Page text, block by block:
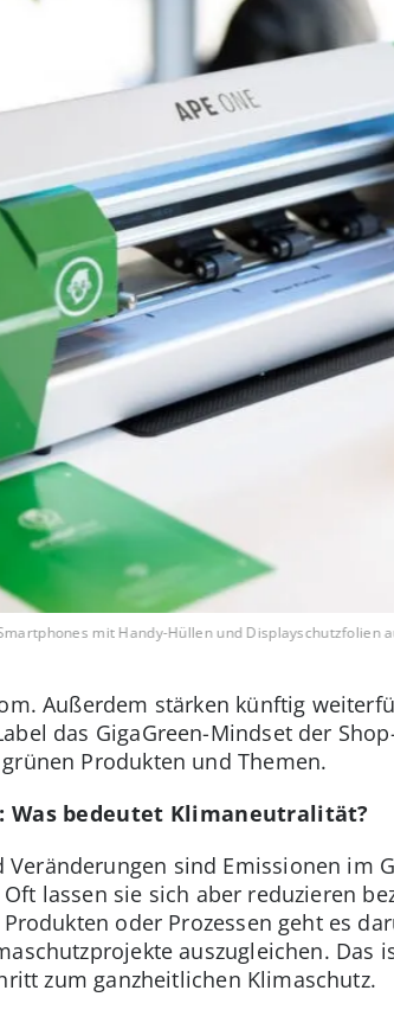
mit Handy-Hüllen und Displayschutzfolien
Außerdem stärken künftig
das GigaGreen-Mindset der
Produkten und Themen.
Was bedeutet Klimaneutralität?
sind Emissionen im
lassen sie sich aber reduzieren
oder Prozessen geht es
auszugleichen. Das
zum ganzheitlichen Klimaschutz.